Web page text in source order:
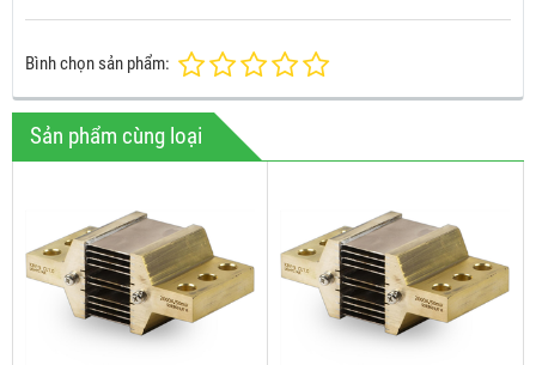
Bình chọn sản phẩm:
Sản phẩm cùng loại